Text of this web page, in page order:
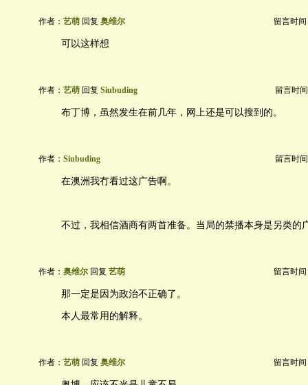
作者： 艺萌 回复 奥维尔 留言时间
可以这样想
作者： 艺萌 回复 Siubuding 留言时
布丁博，虽然发生在前几年，网上还是可以搜到的。
作者： Siubuding 留言时
在澳洲我冇看过这广告啊。
不过，我相信酒商有两首准备。当局的禁播本身是另类的
作者： 奥维尔 回复 艺萌 留言时间
那一定是因为政治不正确了。
本人最常用的解释。
作者： 艺萌 回复 奥维尔 留言时间